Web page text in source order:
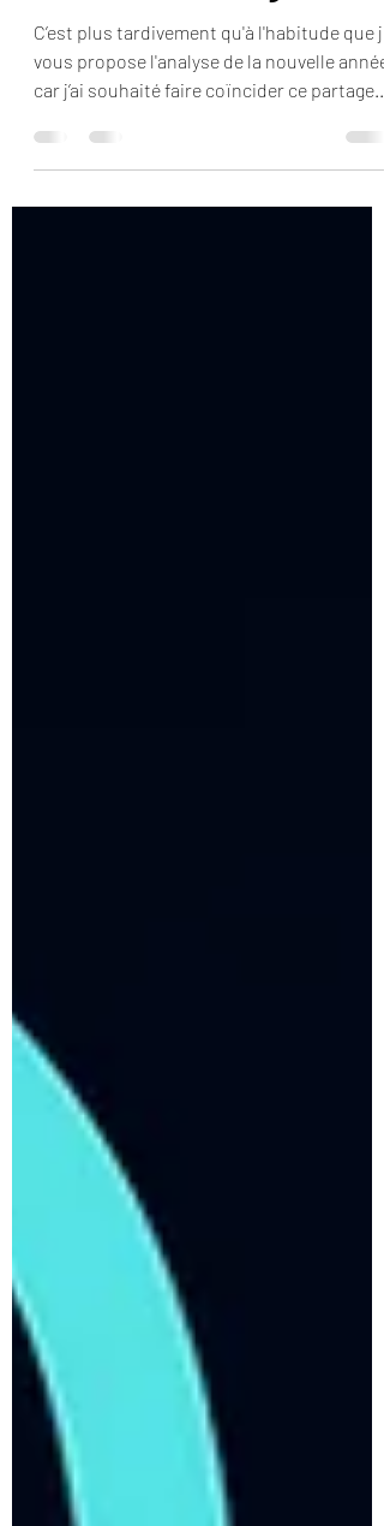
évolutif de
l’astronumérologie
vous propose l'analyse de la nouvelle année,
car j’ai souhaité faire coïncider ce partage...